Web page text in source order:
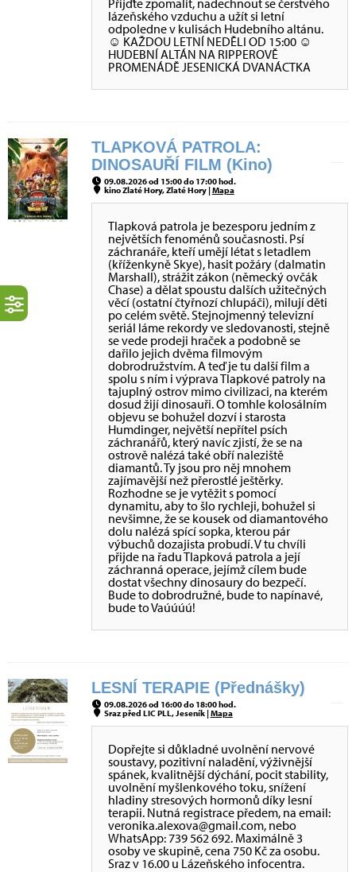
Přijďte zpomalit, nadechnout se čerstvého
lázeňského vzduchu a užít si letní
odpoledne v kulisách Hudebního altánu.
☺ KAŽDOU LETNÍ NEDĚLI OD 15:00 ☺
HUDEBNÍ ALTÁN NA RIPPEROVĚ
PROMENÁDĚ JESENICKÁ DVANÁCTKA
TLAPKOVÁ PATROLA:
DINOSAUŘÍ FILM (Kino)
09.08.2026 od 15:00 do 17:00 hod.
kino Zlaté Hory, Zlaté Hory |Mapa
Tlapková patrola je bezesporu jedním z
největších fenoménů současnosti. Psí
záchranáře, kteří umějí létat s letadlem
(kříženkyně Skye), hasit požáry (dalmatin
Marshall), strážit zákon (německý ovčák
Chase) a dělat spoustu dalších užitečných
věcí (ostatní čtyřnozí chlupáči), milují děti
po celém světě. Stejnojmenný televizní
seriál láme rekordy ve sledovanosti, stejně
se vede prodeji hraček a podobně se
dařilo jejich dvěma filmovým
dobrodružstvím. A teď je tu další film a
spolu s ním i výprava Tlapkové patroly na
tajuplný ostrov mimo civilizaci, na kterém
dosud žijí dinosauři. O tomhle kolosálním
objevu se bohužel dozví i starosta
Humdinger, největší nepřítel psích
záchranářů, který navíc zjistí, že se na
ostrově nalézá také obří naleziště
diamantů. Ty jsou pro něj mnohem
zajímavější než přerostlé ještěrky.
Rozhodne se je vytěžit s pomocí
dynamitu, aby to šlo rychleji, bohužel si
nevšimne, že se kousek od diamantového
dolu nalézá spící sopka, kterou pár
výbuchů dozajista probudí. V tu chvíli
přijde na řadu Tlapková patrola a její
záchranná operace, jejímž cílem bude
dostat všechny dinosaury do bezpečí.
Bude to dobrodružné, bude to napínavé,
bude to Vaúúúú!
LESNÍ TERAPIE (Přednášky)
09.08.2026 od 16:00 do 18:00 hod.
Sraz před LIC PLL, Jeseník |Mapa
Dopřejte si důkladné uvolnění nervové
soustavy, pozitivní naladění, výživnější
spánek, kvalitnější dýchání, pocit stability,
uvolnění myšlenkového toku, snížení
hladiny stresových hormonů díky lesní
terapii. Nutná registrace předem, na email:
veronika.alexova@gmail.com, nebo
WhatsApp: 739 562 692. Maximálně 3
osoby ve skupině, cena 750 Kč za osobu.
Sraz v 16.00 u Lázeňského infocentra.